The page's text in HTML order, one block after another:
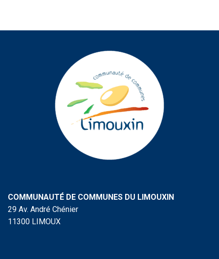
COMMUNAUTÉ DE COMMUNES DU LIMOUXIN
29 Av. André Chénier
11300 LIMOUX